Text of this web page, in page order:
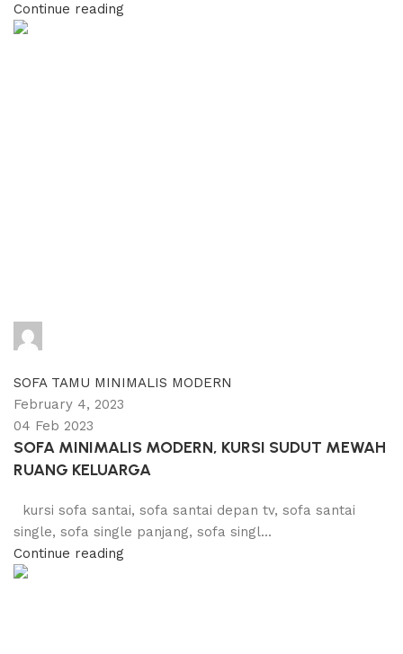
Continue reading
SOFA TAMU MINIMALIS MODERN
February 4, 2023
04 Feb 2023
SOFA MINIMALIS MODERN, KURSI SUDUT MEWAH
RUANG KELUARGA
kursi sofa santai, sofa santai depan tv, sofa santai
single, sofa single panjang, sofa singl...
Continue reading